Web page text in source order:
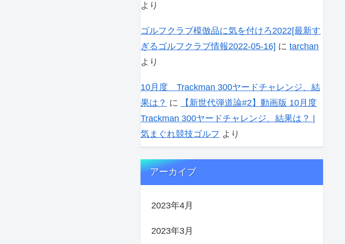
より
ゴルフクラブ模倣品に気を付けろ2022[最新す
ぎるゴルフクラブ情報2022-05-16] に tarchan
より
10月度 Trackman 300ヤードチャレンジ、結
果は？ に
【新世代弾道論#2】動画版 10月度
Trackman 300ヤードチャレンジ、結果は？ |
気まぐれ競技ゴルフ より
アーカイブ
2023年4月
2023年3月